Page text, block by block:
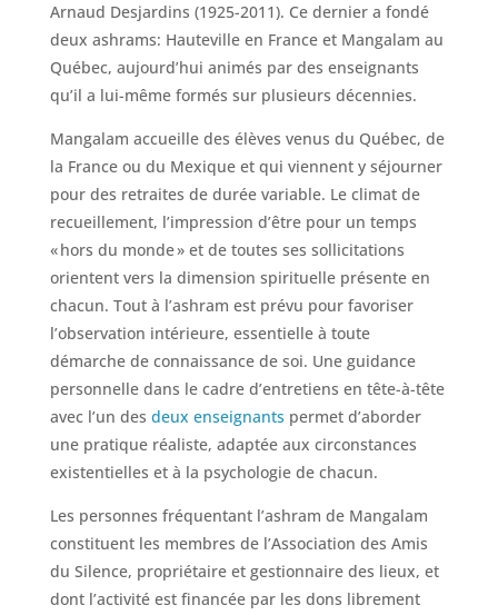
Arnaud Desjardins (1925-2011). Ce dernier a fondé
deux ashrams: Hauteville en France et Mangalam au
Québec, aujourd’hui animés par des enseignants
qu’il a lui-même formés sur plusieurs décennies.
Mangalam accueille des élèves venus du Québec, de
la France ou du Mexique et qui viennent y séjourner
pour des retraites de durée variable. Le climat de
recueillement, l’impression d’être pour un temps
« hors du monde » et de toutes ses sollicitations
orientent vers la dimension spirituelle présente en
chacun. Tout à l’ashram est prévu pour favoriser
l’observation intérieure, essentielle à toute
démarche de connaissance de soi. Une guidance
personnelle dans le cadre d’entretiens en tête-à-tête
avec l’un des deux enseignants permet d’aborder
une pratique réaliste, adaptée aux circonstances
existentielles et à la psychologie de chacun.
Les personnes fréquentant l’ashram de Mangalam
constituent les membres de l’Association des Amis
du Silence, propriétaire et gestionnaire des lieux, et
dont l’activité est financée par les dons librement